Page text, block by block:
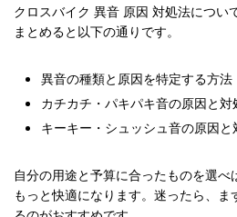
クロスバイク 異音 原因 対処法につい
まとめると以下の通りです。
異音の種類と原因を特定する方法
カチカチ・パキパキ音の原因と対
キーキー・シュッシュ音の原因と
自分の用途と予算に合ったものを選
もっと快適になります。迷ったら、